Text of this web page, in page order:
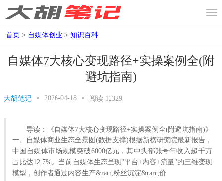
首页 > 自媒体创业 > 知识百科
自媒体7大核心变现路径+实操案例全(附
避坑指南)
大胡笔记 • 2026-04-18 • 阅读 12329
导读：《自媒体7大核心变现路径+实操案例全(附避坑指南)》
一、自媒体商业生态全景图(数据支撑)根据新榜研究院最新报告，
中国自媒体市场规模突破6000亿元，其中头部账号年收入超千万
占比达12.7%。当前自媒体生态呈现"平台+内容+流量"的三维变现
模型，创作者通过内容生产&rarr;粉丝沉淀&rarr;价